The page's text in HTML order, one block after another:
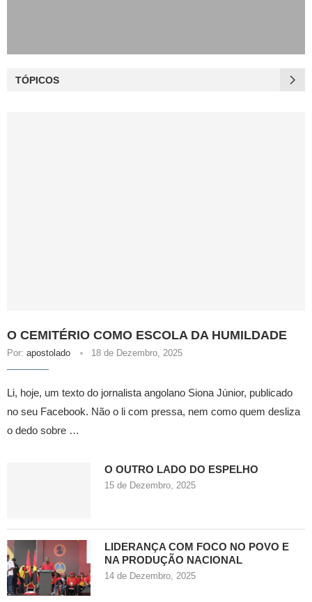
TÓPICOS
O CEMITÉRIO COMO ESCOLA DA HUMILDADE
Por: apostolado 18 de Dezembro, 2025
Li, hoje, um texto do jornalista angolano Siona Júnior, publicado
no seu Facebook. Não o li com pressa, nem como quem desliza
o dedo sobre …
O OUTRO LADO DO ESPELHO
15 de Dezembro, 2025
LIDERANÇA COM FOCO NO POVO E
NA PRODUÇÃO NACIONAL
14 de Dezembro, 2025